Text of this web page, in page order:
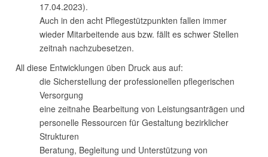
17.04.2023).
Auch in den acht Pflegestützpunkten fallen immer
wieder Mitarbeitende aus bzw. fällt es schwer Stellen
zeitnah nachzubesetzen.
All diese Entwicklungen üben Druck aus auf:
die Sicherstellung der professionellen pflegerischen
Versorgung
eine zeitnahe Bearbeitung von Leistungsanträgen und
personelle Ressourcen für Gestaltung bezirklicher
Strukturen
Beratung, Begleitung und Unterstützung von